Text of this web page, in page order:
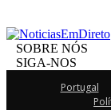
SOBRE NÓS
SIGA-NOS
Portugal